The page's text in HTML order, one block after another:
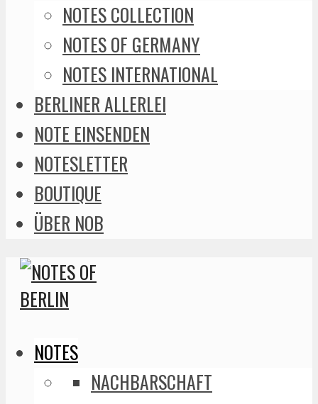
NOTES COLLECTION
NOTES OF GERMANY
NOTES INTERNATIONAL
BERLINER ALLERLEI
NOTE EINSENDEN
NOTESLETTER
BOUTIQUE
ÜBER NOB
NOTES
NACHBARSCHAFT